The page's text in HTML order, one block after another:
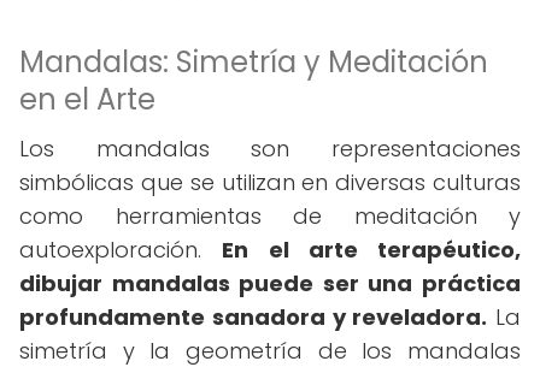
Mandalas: Simetría y Meditación
en el Arte
Los mandalas son representaciones
simbólicas que se utilizan en diversas culturas
como herramientas de meditación y
autoexploración. En el arte terapéutico,
dibujar mandalas puede ser una práctica
profundamente sanadora y reveladora. La
simetría y la geometría de los mandalas